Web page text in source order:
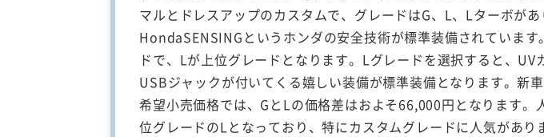
マルとドレスアップのカスタムで、グレードはG、L、Lターボが
HondaSENSINGというホンダの安全技術が標準装備されています
ドで、Lが上位グレードとなります。Lグレードを選択すると、UV
USBジャックが付いてくる嬉しい装備が標準装備となります。新
希望小売価格では、GとLの価格差はおよそ66,000円となります。
位グレードのLとなっており、特にカスタムグレードに人気があり